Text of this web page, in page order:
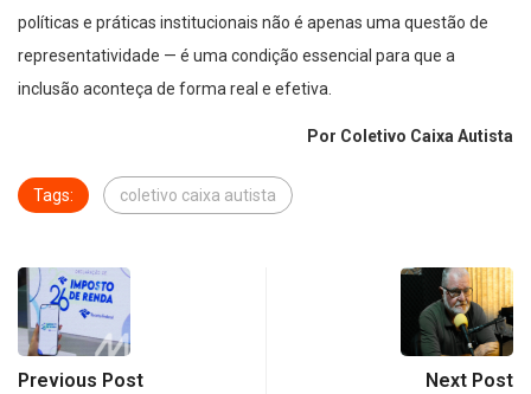
políticas e práticas institucionais não é apenas uma questão de
representatividade — é uma condição essencial para que a
inclusão aconteça de forma real e efetiva.
Por Coletivo Caixa Autista
Tags: coletivo caixa autista
Previous Post Next Post